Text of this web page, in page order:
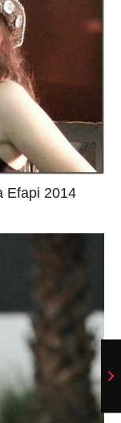
Efapi 2014